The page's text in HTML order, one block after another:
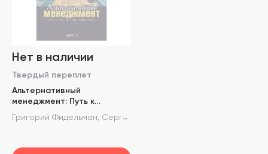
Нет в наличии
Твердый переплет
Альтернативный
менеджмент: Путь к
глобальной
конкурентоспособности
Григорий Фидельман, Сергей Дедиков